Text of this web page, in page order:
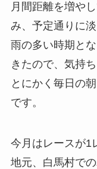
月間距離を増や
み、予定通りに
雨の多い時期と
きたので、気持
とにかく毎日の
です。
今月はレースが1
地元、白馬村で